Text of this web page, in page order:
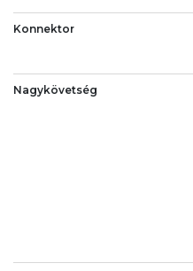
Konnektor
Nagykövetség